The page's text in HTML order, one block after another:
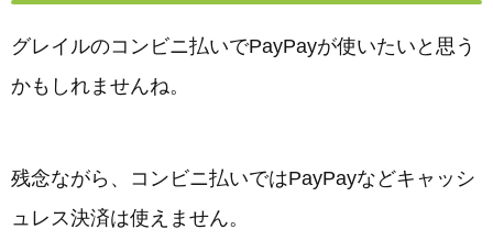
グレイルのコンビニ払いでPayPayが使いたいと思う
かもしれませんね。
残念ながら、コンビニ払いではPayPayなどキャッシ
ュレス決済は使えません。